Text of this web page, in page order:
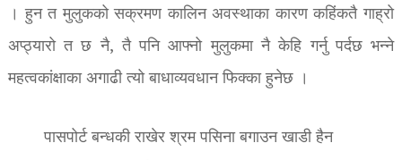
। हुन त मुलुकको सक्रमण कालिन अवस्थाका कारण कहिंकतै गाह्रो
अप्ठ्यारो त छ नै, तै पनि आफ्नो मुलुकमा नै केहि गर्नु पर्दछ भन्ने
महत्वकांक्षाका अगाढी त्यो बाधाव्यवधान फिक्का हुनेछ ।
पासपोर्ट बन्धकी राखेर श्रम पसिना बगाउन खाडी हैन